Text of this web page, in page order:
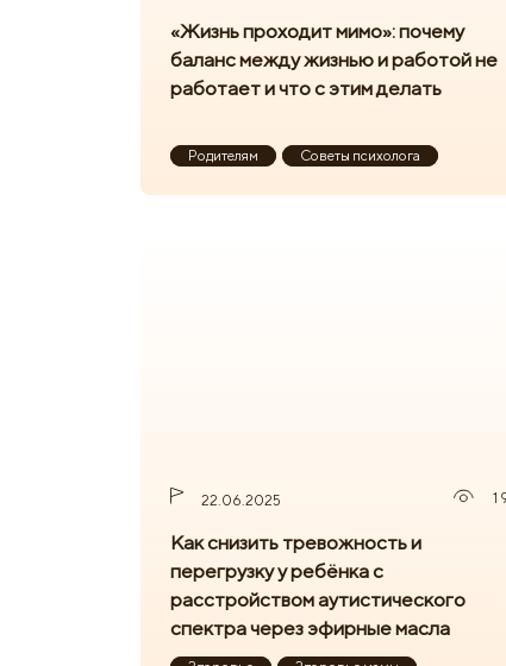
«Жизнь проходит мимо»: почему
баланс между жизнью и работой не
работает и что с этим делать
Родителям Советы психолога
22.06.2025 1
Как снизить тревожность и
перегрузку у ребёнка с
расстройством аутистического
спектра через эфирные масла